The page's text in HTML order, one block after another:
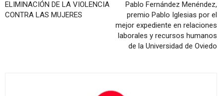
ELIMINACIÓN DE LA VIOLENCIA
CONTRA LAS MUJERES
Pablo Fernández Menéndez,
premio Pablo Iglesias por el
mejor expediente en relaciones
laborales y recursos humanos
de la Universidad de Oviedo